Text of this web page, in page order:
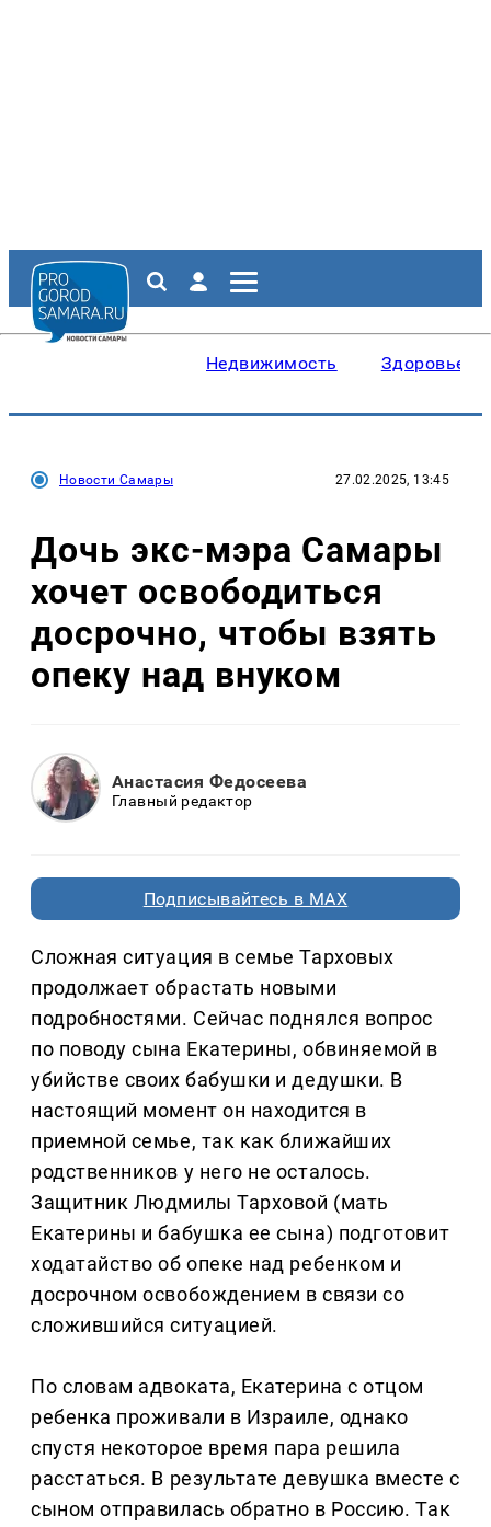
Недвижимость Здоровье
Новости Самары 27.02.2025, 13:45
Дочь экс-мэра Самары
хочет освободиться
досрочно, чтобы взять
опеку над внуком
Анастасия Федосеева
Главный редактор
Подписывайтесь в MAX
Сложная ситуация в семье Тарховых
продолжает обрастать новыми
подробностями. Сейчас поднялся вопрос
по поводу сына Екатерины, обвиняемой в
убийстве своих бабушки и дедушки. В
настоящий момент он находится в
приемной семье, так как ближайших
родственников у него не осталось.
Защитник Людмилы Тарховой (мать
Екатерины и бабушка ее сына) подготовит
ходатайство об опеке над ребенком и
досрочном освобождением в связи со
сложившийся ситуацией.
По словам адвоката, Екатерина с отцом
ребенка проживали в Израиле, однако
спустя некоторое время пара решила
расстаться. В результате девушка вместе с
сыном отправилась обратно в Россию. Так